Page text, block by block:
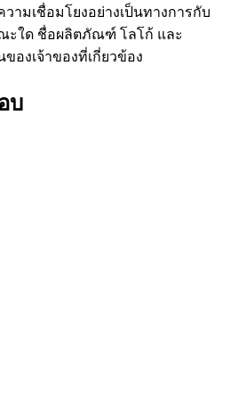
ามเชื่อมโยงอย่างเป็นทางการกับ
ณะใด ชื่อผลิตภัณฑ์ โลโก้ และ
องเจ้าของที่เกี่ยวข้อง
บ